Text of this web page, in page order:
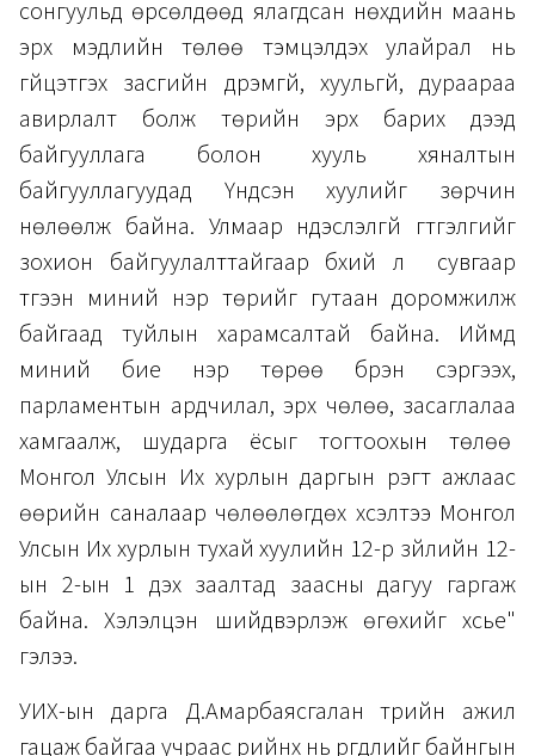
сонгуульд өрсөлдөөд ялагдсан нөхдийн маань
эрх мэдлийн төлөө тэмцэлдэх улайрал нь
гүйцэтгэх засгийн дүрэмгүй, хуульгүй, дураараа
авирлалт болж төрийн эрх барих дээд
байгууллага болон хууль хяналтын
байгууллагуудад Үндсэн хуулийг зөрчин
нөлөөлж байна. Улмаар үндэслэлгүй гүтгэлгийг
зохион байгуулалттайгаар бүхий л сувгаар
түгээн миний нэр төрийг гутаан доромжилж
байгаад туйлын харамсалтай байна. Иймд
миний бие нэр төрөө бүрэн сэргээх,
парламентын ардчилал, эрх чөлөө, засаглалаа
хамгаалж, шударга ёсыг тогтоохын төлөө
Монгол Улсын Их хурлын даргын үүрэгт ажлаас
өөрийн саналаар чөлөөлөгдөх хүсэлтээ Монгол
Улсын Их хурлын тухай хуулийн 12-р зүйлийн 12-
ын 2-ын 1 дэх заалтад заасны дагуу гаргаж
байна. Хэлэлцэн шийдвэрлэж өгөхийг хүсье"
гэлээ.
УИХ-ын дарга Д.Амарбаясгалан төрийн ажил
гацаж байгаа учраас өөрийнх нь өргөдлийг байнгын